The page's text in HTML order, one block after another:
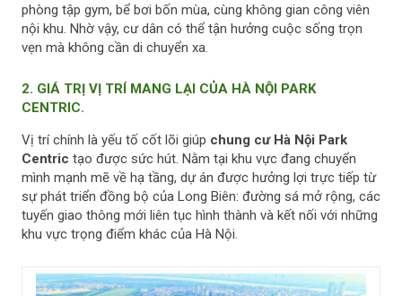
phòng tập gym, bể bơi bốn mùa, cùng không gian công viên
nội khu. Nhờ vậy, cư dân có thể tận hưởng cuộc sống trọn
vẹn mà không cần di chuyển xa.
2. GIÁ TRỊ VỊ TRÍ MANG LẠI CỦA HÀ NỘI PARK
CENTRIC.
Vị trí chính là yếu tố cốt lõi giúp chung cư Hà Nội Park
Centric tạo được sức hút. Nằm tại khu vực đang chuyển
mình mạnh mẽ về hạ tầng, dự án được hưởng lợi trực tiếp từ
sự phát triển đồng bộ của Long Biên: đường sá mở rộng, các
tuyến giao thông mới liên tục hình thành và kết nối với những
khu vực trọng điểm khác của Hà Nội.